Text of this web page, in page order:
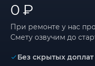
0 ₽
При ремонте у нас
Смету озвучим до
Без скрытых доплат